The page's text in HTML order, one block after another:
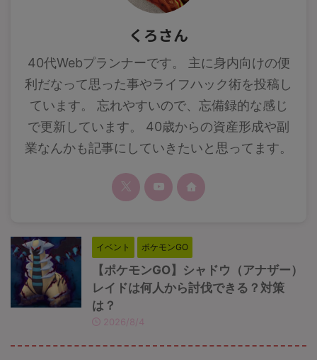
くろさん
40代Webプランナーです。 主に身内向けの便
利だなって思った事やライフハック術を投稿し
ています。 忘れやすいので、忘備録的な感じ
で更新しています。 40歳からの資産形成や副
業なんかも記事にしていきたいと思ってます。
イベント ポケモンGO
【ポケモンGO】シャドウ（アナザー）
レイドは何人から討伐できる？対策
は？
2026/8/4